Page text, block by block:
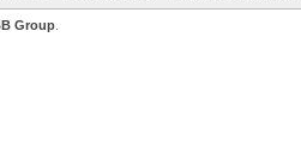
Group